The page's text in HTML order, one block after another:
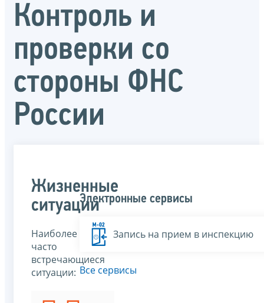
Контроль и
проверки со
стороны ФНС
России
Жизненные
ситуации
Наиболее
часто
встречающиеся
ситуации:
Электронные сервисы
Запись на прием в инспекцию
Все сервисы